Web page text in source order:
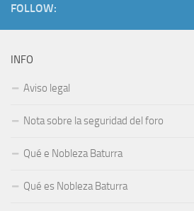
FOLLOW:
INFO
Aviso legal
Nota sobre la seguridad del foro
Qué e Nobleza Baturra
Qué es Nobleza Baturra